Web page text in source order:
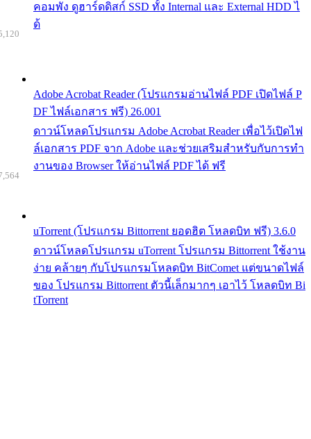
คอมพัง ดูฮาร์ดดิสก์ SSD ทั้ง Internal และ External HDD ไ
ด้
Adobe Acrobat Reader (โปรแกรมอ่านไฟล์ PDF เปิดไฟล์ P
DF ไฟล์เอกสาร ฟรี) 26.001
ดาวน์โหลดโปรแกรม Adobe Acrobat Reader เพื่อไว้เปิดไฟ
ล์เอกสาร PDF จาก Adobe และช่วยเสริมสำหรับกับการทำ
งานของ Browser ให้อ่านไฟล์ PDF ได้ ฟรี
uTorrent (โปรแกรม Bittorrent ยอดฮิต โหลดบิท ฟรี) 3.6.0
ดาวน์โหลดโปรแกรม uTorrent โปรแกรม Bittorrent ใช้งาน
ง่าย คล้ายๆ กับโปรแกรมโหลดบิท BitComet แต่ขนาดไฟล์
ของ โปรแกรม Bittorrent ตัวนี้เล็กมากๆ เอาไว้ โหลดบิท Bi
tTorrent